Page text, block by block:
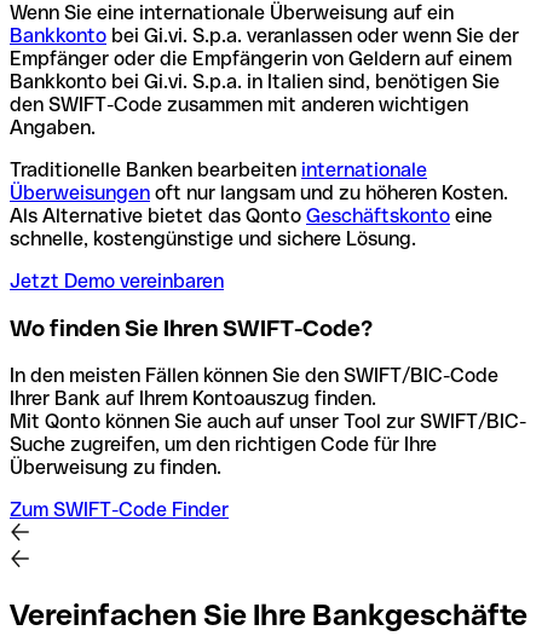
Wenn Sie eine internationale Überweisung auf ein
Bankkonto bei Gi.vi. S.p.a. veranlassen oder wenn Sie der
Empfänger oder die Empfängerin von Geldern auf einem
Bankkonto bei Gi.vi. S.p.a. in Italien sind, benötigen Sie
den SWIFT-Code zusammen mit anderen wichtigen
Angaben.
Traditionelle Banken bearbeiten internationale
Überweisungen oft nur langsam und zu höheren Kosten.
Als Alternative bietet das Qonto Geschäftskonto eine
schnelle, kostengünstige und sichere Lösung.
Jetzt Demo vereinbaren
Wo finden Sie Ihren SWIFT-Code?
In den meisten Fällen können Sie den SWIFT/BIC-Code
Ihrer Bank auf Ihrem Kontoauszug finden.
Mit Qonto können Sie auch auf unser Tool zur SWIFT/BIC-
Suche zugreifen, um den richtigen Code für Ihre
Überweisung zu finden.
Zum SWIFT-Code Finder
Vereinfachen Sie Ihre Bankgeschäfte